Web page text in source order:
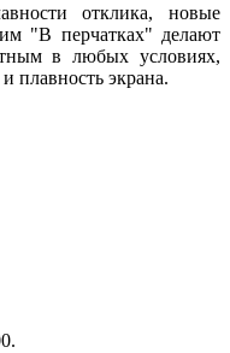
отклика, новые
"В перчатках" делают
в любых условиях,
плавность экрана.